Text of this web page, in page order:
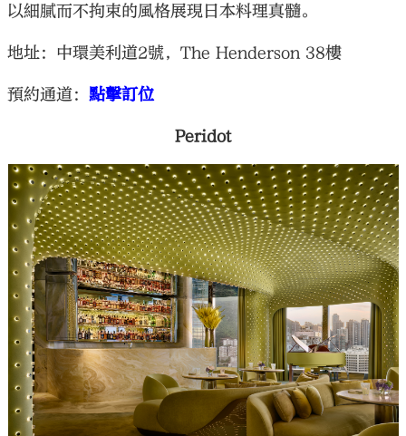
以細膩而不拘束的風格展現日本料理真髓。
地址：中環美利道2號，The Henderson 38樓
預約通道：點擊訂位
Peridot